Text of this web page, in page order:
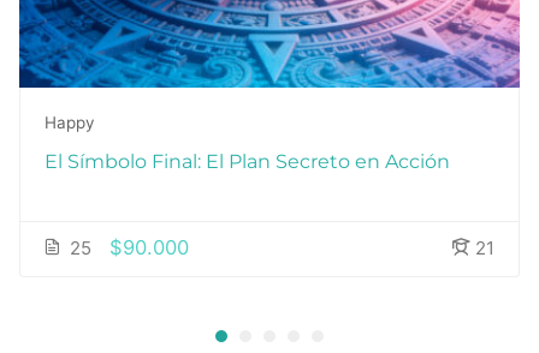
Happy
El Símbolo Final: El Plan Secreto en Acción
25 21
$90.000